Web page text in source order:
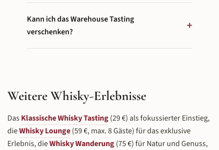
mit Trinkstärke verglichen. Wer sich vorher mit dem
Schlitzer Sortiment vertraut machen möchte, kann
mit demKlassischen Tasting
von abgestimmten Snacks begleitet, die den Genuss
abrunden und die Aromen der Whiskys ergänzen.
Kann ich das Warehouse Tasting
verschenken?
+
verschenken Sie den
Erlebnis-Gutschein
Ort einlösbar).
Weitere Whisky-Erlebnisse
DasKlassische Whisky Tasting(29 €) als fokussierter Einstieg,
dieWhisky Lounge(59 €, max. 8 Gäste) für das exklusive
Erlebnis, dieWhisky Wanderung(75 €) für Natur und Genuss,